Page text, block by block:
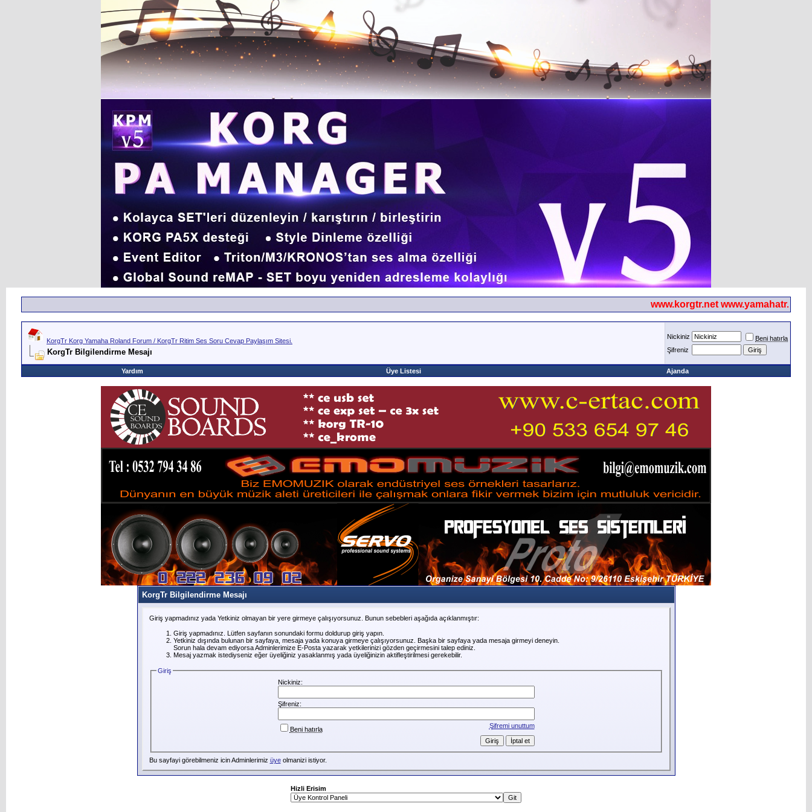
www.korgtr.net www.yamahatr.net
KorgTr Korg Yamaha Roland Forum / KorgTr Ritim Ses Soru Cevap Paylaşım Sitesi.
KorgTr Bilgilendirme Mesajı
Nickiniz
Beni hatırla
Şifreniz
Yardım Üye Listesi Ajanda
KorgTr Bilgilendirme Mesajı
Giriş yapmadınız yada Yetkiniz olmayan bir yere girmeye çalışıyorsunuz. Bunun sebebleri aşağıda açıklanmıştır:
Giriş yapmadınız. Lütfen sayfanın sonundaki formu doldurup giriş yapın.
Yetkiniz dışında bulunan bir sayfaya, mesaja yada konuya girmeye çalışıyorsunuz. Başka bir sayfaya yada mesaja girmeyi deneyin.
Sorun hala devam ediyorsa Adminlerimize E-Posta yazarak yetkilerinizi gözden geçirmesini talep ediniz.
Mesaj yazmak istediyseniz eğer üyeliğiniz yasaklanmış yada üyeliğinizin aktifleştirilmesi gerekebilir.
Giriş
Nickiniz:
Şifreniz:
Şifremi unuttum
Beni hatırla
Bu sayfayi görebilmeniz icin Adminlerimiz üyeolmanizi istiyor.
Hizli Erisim